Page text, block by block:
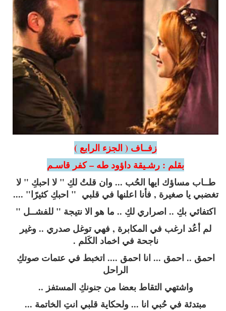
زفــاف ( الجزء الرابع )
بقلم : رشـيقة داؤود طه – كفر قاسـم
طــاب مساؤك ايها الحُب ... وان قلتُ لكِ " لا احبكِ " لا
تغضبي يا صغيرة , فأنا اعلنها في قلبي " احبكِ كثيرًا" ....
اكتفائي بكِ .. اصراري لكِ .. ما هو الا نتيجة " للفشــل "
لم أعُد ارغب في المكابرة , فهي توغل صدري .. وغير
ناجحة في اخماد الكَلم .
احمق .. احمق ... انا احمق .... اتخبط في عتمات صوتكِ
الراحل
واشتهي التقاط بعضا من جنونكِ المستفز ..
مبتدئة في حُبي انا ... ولحكاية قلبي انتِ الخاتمة ...